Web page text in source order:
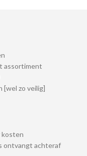
assortiment
[wel zo veilig]
kosten
ontvangt achteraf